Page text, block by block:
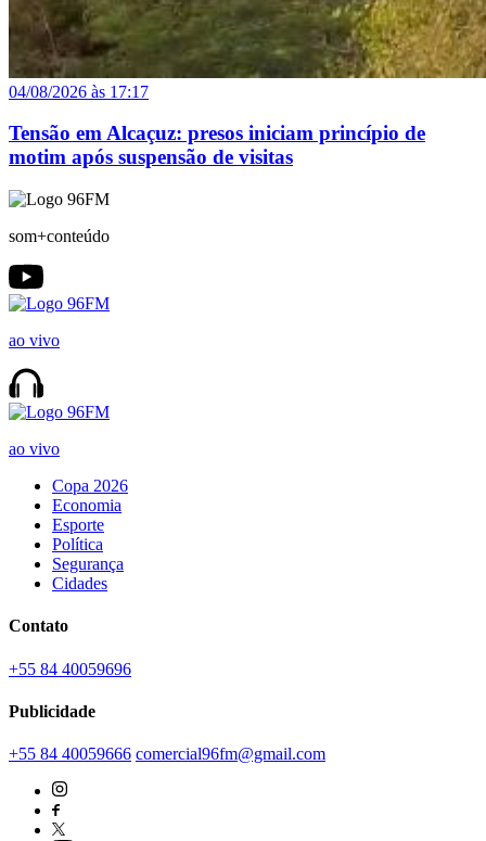
04/08/2026 às 17:17
Tensão em Alcaçuz: presos iniciam princípio de
motim após suspensão de visitas
som+conteúdo
ao vivo
ao vivo
Copa 2026
Economia
Esporte
Política
Segurança
Cidades
Contato
+55 84 40059696
Publicidade
+55 84 40059666 comercial96fm@gmail.com